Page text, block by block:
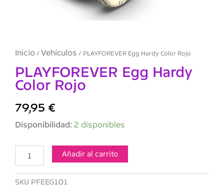
Inicio / Vehículos / PLAYFOREVER Egg Hardy Color Rojo
PLAYFOREVER Egg Hardy
Color Rojo
79,95 €
Disponibilidad: 2 disponibles
PLAYFOREVER
Color
Rojo
cantidad
Añadir al carrito
SKU PFEEG101